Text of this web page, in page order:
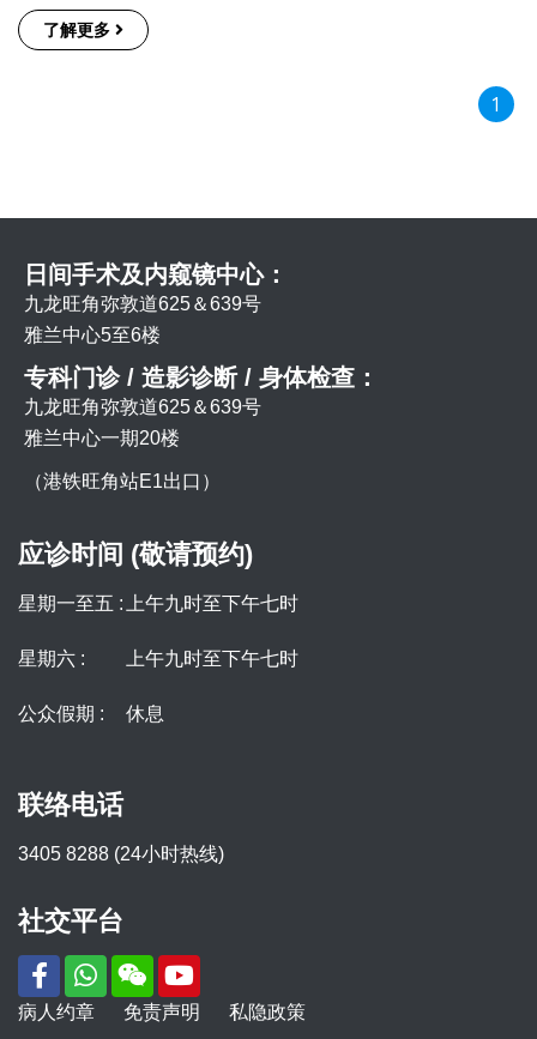
了解更多
1
日间手术及内窥镜中心：
九龙旺角弥敦道625＆639号
雅兰中心5至6楼
专科门诊 / 造影诊断 / 身体检查：
九龙旺角弥敦道625＆639号
雅兰中心一期20楼
（港铁旺角站E1出口）
应诊时间 (敬请预约)
星期一至五 : 上午九时至下午七时
星期六 : 上午九时至下午七时
公众假期 : 休息
联络电话
3405 8288 (24小时热线)
社交平台
病人约章 免责声明 私隐政策